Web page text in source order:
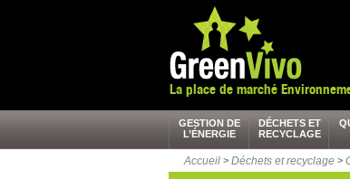
La place de marché
GESTION DE
L’ÉNERGIE
DÉCHETS ET
RECYCLAGE
Accueil > Déchets et recyclage >